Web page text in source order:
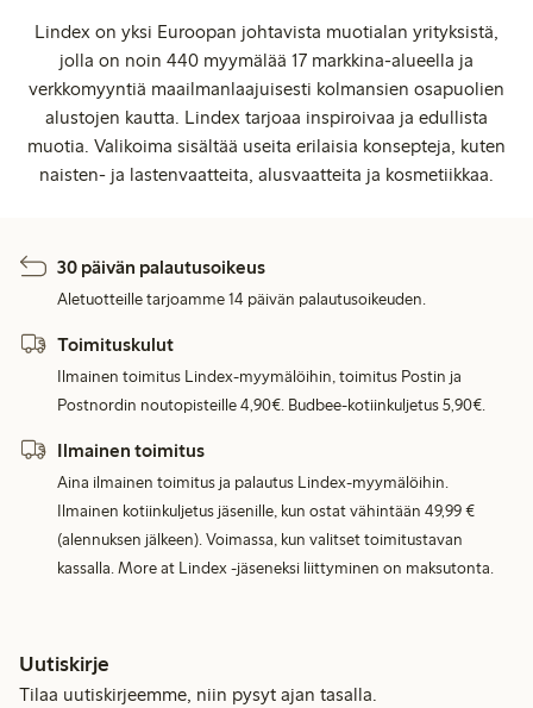
Lindex on yksi Euroopan johtavista muotialan yrityksistä,
jolla on noin 440 myymälää 17 markkina-alueella ja
verkkomyyntiä maailmanlaajuisesti kolmansien osapuolien
alustojen kautta. Lindex tarjoaa inspiroivaa ja edullista
muotia. Valikoima sisältää useita erilaisia konsepteja, kuten
naisten- ja lastenvaatteita, alusvaatteita ja kosmetiikkaa.
30 päivän palautusoikeus
Aletuotteille tarjoamme 14 päivän palautusoikeuden.
Toimituskulut
Ilmainen toimitus Lindex-myymälöihin, toimitus Postin ja
Postnordin noutopisteille 4,90€. Budbee-kotiinkuljetus 5,90€.
Ilmainen toimitus
Aina ilmainen toimitus ja palautus Lindex-myymälöihin.
Ilmainen kotiinkuljetus jäsenille, kun ostat vähintään 49,99 €
(alennuksen jälkeen). Voimassa, kun valitset toimitustavan
kassalla. More at Lindex -jäseneksi liittyminen on maksutonta.
Uutiskirje
Tilaa uutiskirjeemme, niin pysyt ajan tasalla.